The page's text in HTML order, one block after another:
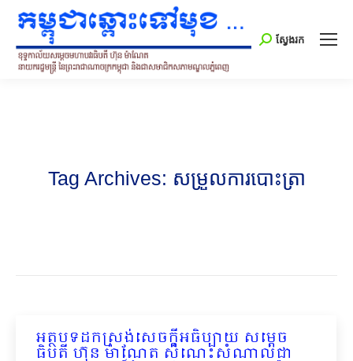
Search:
ស្វែងរក
Tag Archives: សម្រួលការបោះត្រា
អត្ថបទដកស្រង់សេចក្ដីអធិប្បាយ សម្ដេច
ធិបតី ហ៊ុន ម៉ាណែត សំណេះសំណាលជា